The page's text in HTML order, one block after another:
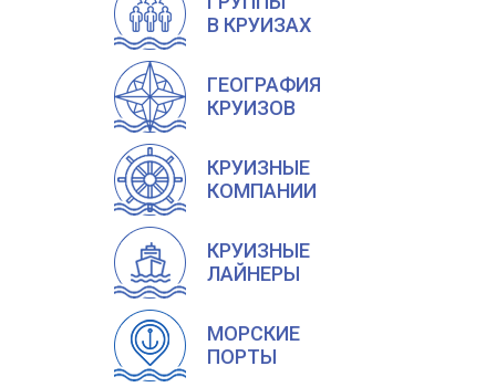
В КРУИЗАХ
ГЕОГРАФИЯ
КРУИЗОВ
КРУИЗНЫЕ
КОМПАНИИ
КРУИЗНЫЕ
ЛАЙНЕРЫ
МОРСКИЕ
ПОРТЫ